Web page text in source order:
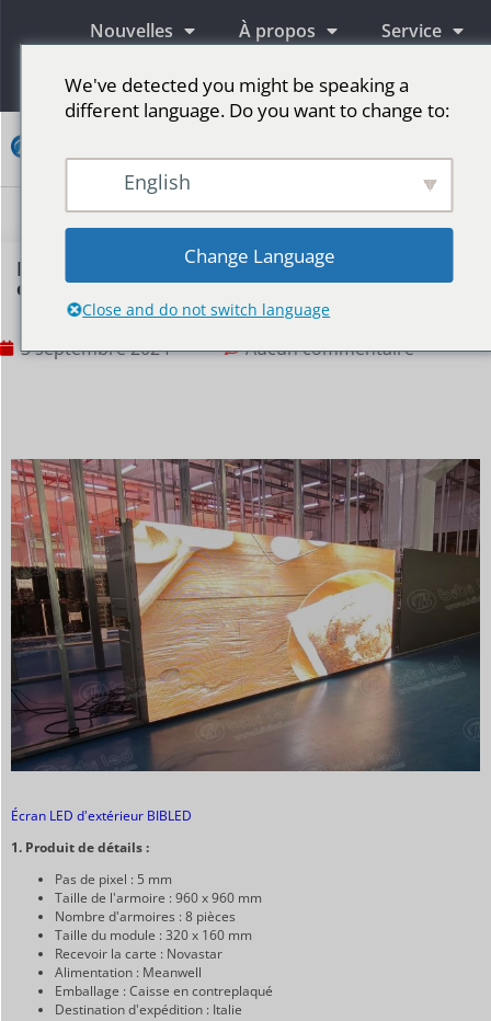
Nouvelles À propos Service
Information
L'écran LED d'extérieur P5 de BIBILED a été
expédié en Italie
3 septembre 2024 Aucun commentaire
Écran LED d'extérieur BIBLED
1. Produit de détails :
Pas de pixel : 5 mm
Taille de l'armoire : 960 x 960 mm
Nombre d'armoires : 8 pièces
Taille du module : 320 x 160 mm
Recevoir la carte : Novastar
Alimentation : Meanwell
Emballage : Caisse en contreplaqué
Destination d'expédition : Italie
We've detected you might be speaking a
different language. Do you want to change to:
English
Change Language
Close and do not switch language